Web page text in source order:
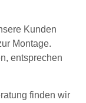
Kunden
Montage.
entsprechen
finden wir